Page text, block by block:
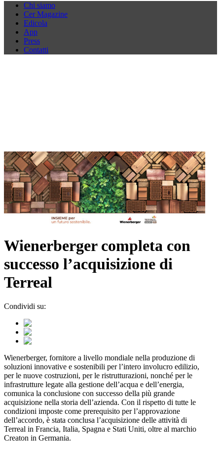
Chi siamo
Cer Magazine
Edicola
App
Press
Contatti
Wienerberger completa con
successo l’acquisizione di
Terreal
Condividi su:
Wienerberger, fornitore a livello mondiale nella produzione di
soluzioni innovative e sostenibili per l’intero involucro edilizio,
per le nuove costruzioni, per le ristrutturazioni, nonché per le
infrastrutture legate alla gestione dell’acqua e dell’energia,
comunica la conclusione con successo della più grande
acquisizione nella storia dell’azienda. Con il rispetto di tutte le
condizioni imposte come prerequisito per l’approvazione
dell’accordo, è stata conclusa l’acquisizione delle attività di
Terreal in Francia, Italia, Spagna e Stati Uniti, oltre al marchio
Creaton in Germania.